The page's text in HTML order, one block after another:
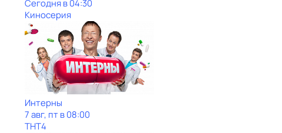
Сегодня в 04:30
Киносерия
Интерны
7 авг, пт в 08:00
ТНТ4